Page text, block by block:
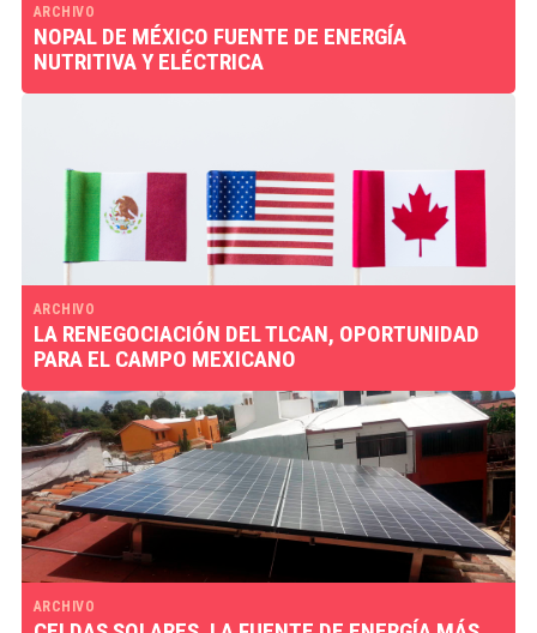
ARCHIVO
NOPAL DE MÉXICO FUENTE DE ENERGÍA
NUTRITIVA Y ELÉCTRICA
ARCHIVO
LA RENEGOCIACIÓN DEL TLCAN, OPORTUNIDAD
PARA EL CAMPO MEXICANO
ARCHIVO